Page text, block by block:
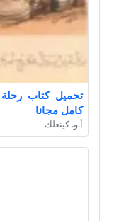
كامل مجانا
أ.و. كينغلك